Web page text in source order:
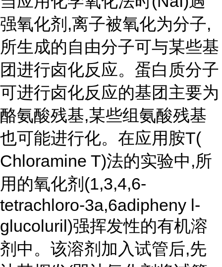
强氧化剂,离子被氧化为分子,
所生成的自由分子可与某些基
团进行卤化反应。蛋白质分子
可进行卤化反应的基团主要为
酪氨酸残基,某些组氨酸残基
也可能进行化。在应用胺T(
Chloramine T)法的实验中,所
用的氧化剂(1,3,4,6-
tetrachloro-3a,6adipheny l-
glucoluril)强挥发性的有机溶
剂中。该溶剂加入试管后,先